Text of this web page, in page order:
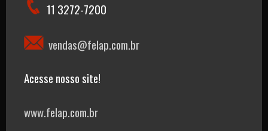
11 3272-7200
vendas@felap.com.br
Acesse nosso site!
www.felap.com.br